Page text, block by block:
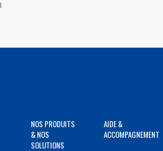
NOS PRODUITS
& NOS
SOLUTIONS
AIDE &
ACCOMPAGNEMENT